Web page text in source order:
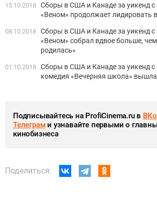
15.10.2018 Сборы в США и Канаде за уикенд с
«Веном» продолжает лидировать
08.10.2018 Сборы в США и Канаде за уикенд с
«Веном» собрал вдвое больше,
родилась»
01.10.2018 Сборы в США и Канаде за уикенд с
комедия «Вечерняя школа»
Подписывайтесь на ProfiCinema.ru в
Телеграми узнавайте первыми о
кинобизнеса
Поделиться: